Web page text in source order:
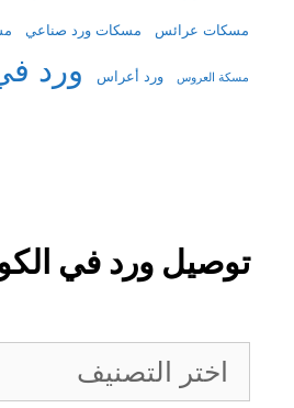
مسكات عرائس مسكات ورد صناعي
مسكة العروس ورد أعراس ورد
توصيل ورد في
توصيل
ورد